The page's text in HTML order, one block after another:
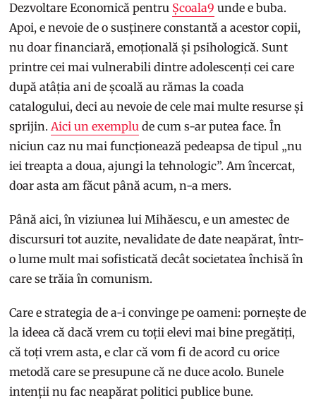
Dezvoltare Economică pentru Școala9 unde e buba.
Apoi, e nevoie de o susținere constantă a acestor copii,
nu doar financiară, emoțională și psihologică. Sunt
printre cei mai vulnerabili dintre adolescenți cei care
după atâția ani de școală au rămas la coada
catalogului, deci au nevoie de cele mai multe resurse și
sprijin.Aici un exemplu de cum s-ar putea face. În
niciun caz nu mai funcționează pedeapsa de tipul „nu
iei treapta a doua, ajungi la tehnologic”. Am încercat,
doar asta am făcut până acum, n-a mers.
Până aici, în viziunea lui Mihăescu, e un amestec de
discursuri tot auzite, nevalidate de date neapărat, într-
o lume mult mai sofisticată decât societatea închisă în
care se trăia în comunism.
Care e strategia de a-i convinge pe oameni: pornește de
la ideea că dacă vrem cu toții elevi mai bine pregătiți,
că toți vrem asta, e clar că vom fi de acord cu orice
metodă care se presupune că ne duce acolo. Bunele
intenții nu fac neapărat politici publice bune.